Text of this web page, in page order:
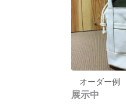
オーダー例
展示中